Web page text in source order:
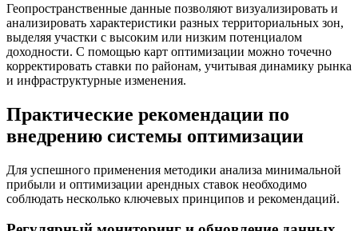
Геопространственные данные позволяют визуализировать и
анализировать характеристики разных территориальных зон,
выделяя участки с высоким или низким потенциалом
доходности. С помощью карт оптимизации можно точечно
корректировать ставки по районам, учитывая динамику рынка
и инфраструктурные изменения.
Практические рекомендации по
внедрению системы оптимизации
Для успешного применения методики анализа минимальной
прибыли и оптимизации арендных ставок необходимо
соблюдать несколько ключевых принципов и рекомендаций.